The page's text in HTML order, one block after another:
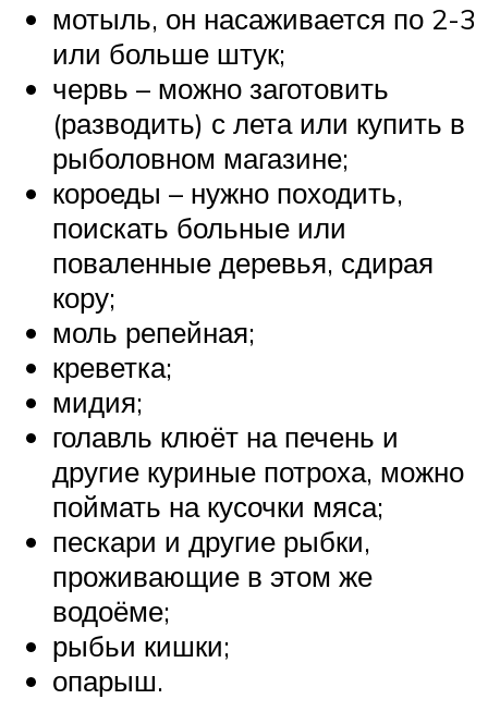
мотыль, он насаживается по 2-3
или больше штук;
червь – можно заготовить
(разводить) с лета или купить в
рыболовном магазине;
короеды – нужно походить,
поискать больные или
поваленные деревья, сдирая
кору;
моль репейная;
креветка;
мидия;
голавль клюёт на печень и
другие куриные потроха, можно
поймать на кусочки мяса;
пескари и другие рыбки,
проживающие в этом же
водоёме;
рыбьи кишки;
опарыш.